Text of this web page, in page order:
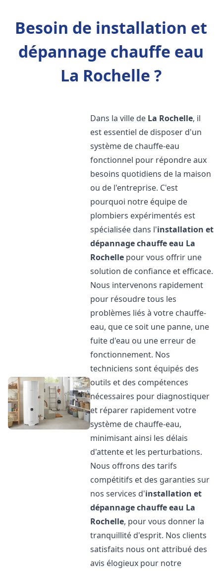
Besoin de installation et
dépannage chauffe eau
La Rochelle ?
Dans la ville de La Rochelle, il
est essentiel de disposer d'un
système de chauffe-eau
fonctionnel pour répondre aux
besoins quotidiens de la maison
ou de l'entreprise. C'est
pourquoi notre équipe de
plombiers expérimentés est
spécialisée dans l'installation et
dépannage chauffe eau La
Rochelle pour vous offrir une
solution de confiance et efficace.
Nous intervenons rapidement
pour résoudre tous les
problèmes liés à votre chauffe-
eau, que ce soit une panne, une
fuite d'eau ou une erreur de
fonctionnement. Nos
techniciens sont équipés des
outils et des compétences
nécessaires pour diagnostiquer
et réparer rapidement votre
système de chauffe-eau,
minimisant ainsi les délais
d'attente et les perturbations.
Nous offrons des tarifs
compétitifs et des garanties sur
nos services d'installation et
dépannage chauffe eau La
Rochelle, pour vous donner la
tranquillité d'esprit. Nos clients
satisfaits nous ont attribué des
avis élogieux pour notre